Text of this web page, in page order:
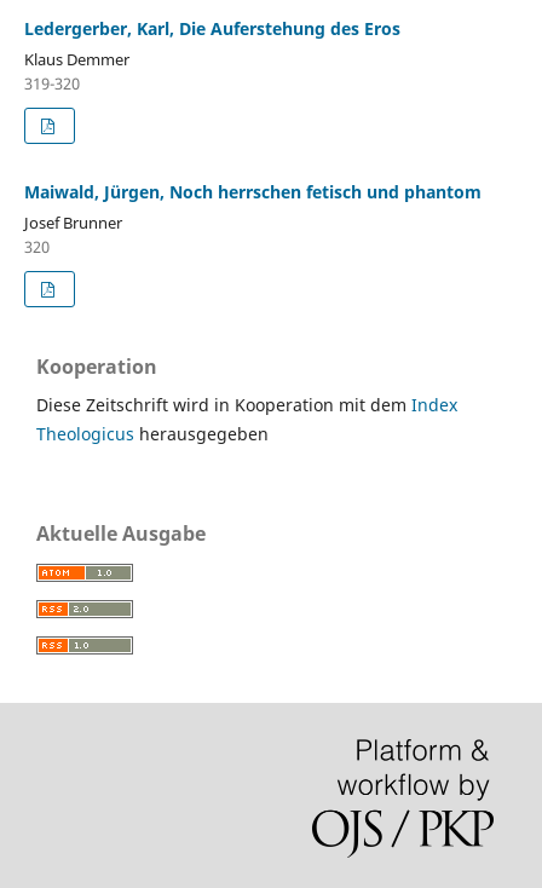
Ledergerber, Karl, Die Auferstehung des Eros
Klaus Demmer
319-320
Maiwald, Jürgen, Noch herrschen fetisch und phantom
Josef Brunner
320
Kooperation
Diese Zeitschrift wird in Kooperation mit dem Index
Theologicus herausgegeben
Aktuelle Ausgabe